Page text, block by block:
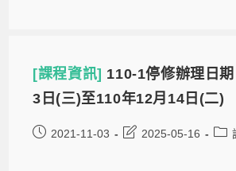
[課程資訊] 110-1停修辦理日
3日(三)至110年12月14日(二)
2021-11-03 2025-05-16